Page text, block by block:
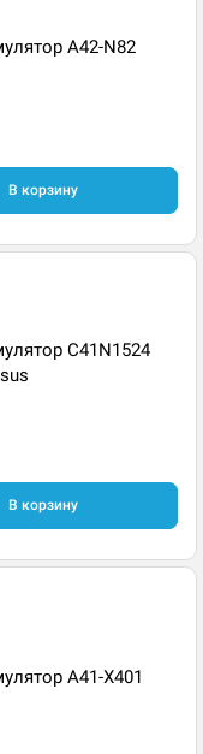
A42-N82
В корзину
C41N1524
В корзину
A41-X401